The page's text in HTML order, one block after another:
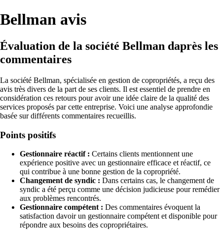
Bellman avis
Évaluation de la société Bellman daprès les
commentaires
La société Bellman, spécialisée en gestion de copropriétés, a reçu des
avis très divers de la part de ses clients. Il est essentiel de prendre en
considération ces retours pour avoir une idée claire de la qualité des
services proposés par cette entreprise. Voici une analyse approfondie
basée sur différents commentaires recueillis.
Points positifs
Gestionnaire réactif : Certains clients mentionnent une
expérience positive avec un gestionnaire efficace et réactif, ce
qui contribue à une bonne gestion de la copropriété.
Changement de syndic : Dans certains cas, le changement de
syndic a été perçu comme une décision judicieuse pour remédier
aux problèmes rencontrés.
Gestionnaire compétent : Des commentaires évoquent la
satisfaction davoir un gestionnaire compétent et disponible pour
répondre aux besoins des copropriétaires.